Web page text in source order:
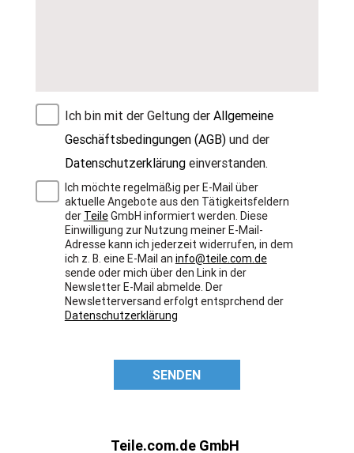
Ich bin mit der Geltung der Allgemeine
Geschäftsbedingungen (AGB)und der
Datenschutzerklärungeinverstanden.
Ich möchte regelmäßig per E-Mail über
aktuelle Angebote aus den Tätigkeitsfeldern
der TeileGmbH informiert werden. Diese
Einwilligung zur Nutzung meiner E-Mail-
Adresse kann ich jederzeit widerrufen, in dem
ich z. B. eine E-Mail an info@teile.com.de
sende oder mich über den Link in der
Newsletter E-Mail abmelde. Der
Newsletterversand erfolgt entsprchend der
Datenschutzerklärung
SENDEN
Teile.com.de GmbH